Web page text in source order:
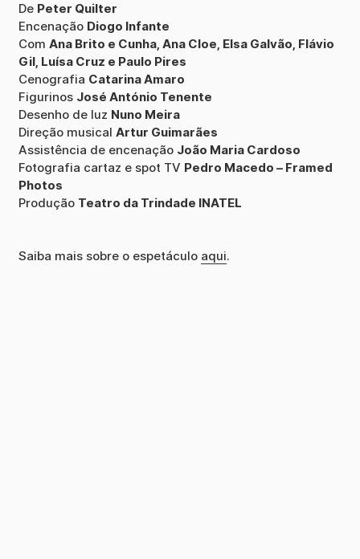
De Peter Quilter
Encenação Diogo Infante
Com Ana Brito e Cunha, Ana Cloe, Elsa Galvão, Flávio
Gil, Luísa Cruz e Paulo Pires
Cenografia Catarina Amaro
Figurinos José António Tenente
Desenho de luz Nuno Meira
Direção musical Artur Guimarães
Assistência de encenação João Maria Cardoso
Fotografia cartaz e spot TV Pedro Macedo – Framed
Photos
Produção Teatro da Trindade INATEL
Saiba mais sobre o espetáculo aqui.